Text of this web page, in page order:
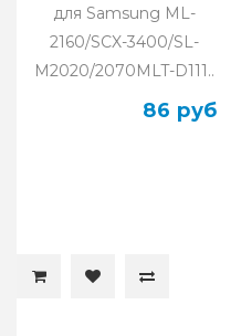
для Samsung ML-
2160/SCX-3400/SL-
M2020/2070MLT-D111..
86 руб